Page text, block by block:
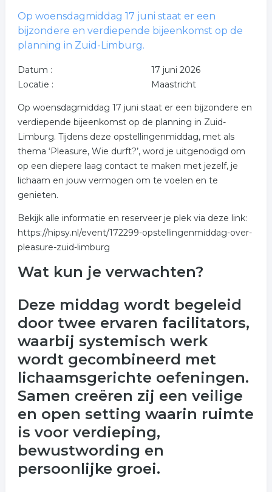
Op woensdagmiddag 17 juni staat er een
bijzondere en verdiepende bijeenkomst op de
planning in Zuid-Limburg.
Datum :
17 juni 2026
Locatie :
Maastricht
Op woensdagmiddag 17 juni staat er een bijzondere en
verdiepende bijeenkomst op de planning in Zuid-
Limburg. Tijdens deze opstellingenmiddag, met als
thema ‘Pleasure, Wie durft?’, word je uitgenodigd om
op een diepere laag contact te maken met jezelf, je
lichaam en jouw vermogen om te voelen en te
genieten.
Bekijk alle informatie en reserveer je plek via deze link:
https://hipsy.nl/event/172299-opstellingenmiddag-over-
pleasure-zuid-limburg
Wat kun je verwachten?
Deze middag wordt begeleid
door twee ervaren facilitators,
waarbij systemisch werk
wordt gecombineerd met
lichaamsgerichte oefeningen.
Samen creëren zij een veilige
en open setting waarin ruimte
is voor verdieping,
bewustwording en
persoonlijke groei.